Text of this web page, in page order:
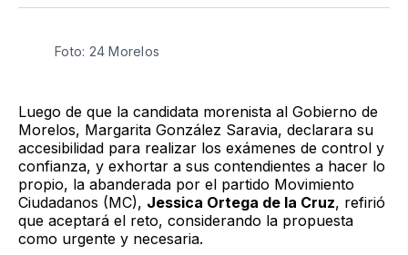
TwitterFacebook
LinkedIn
Email
Foto: 24 Morelos
Luego de que la candidata morenista al Gobierno de
Morelos, Margarita González Saravia, declarara su
accesibilidad para realizar los exámenes de control y
confianza, y exhortar a sus contendientes a hacer lo
propio, la abanderada por el partido Movimiento
Ciudadanos (MC), Jessica Ortega de la Cruz, refirió
que aceptará el reto, considerando la propuesta
como urgente y necesaria.